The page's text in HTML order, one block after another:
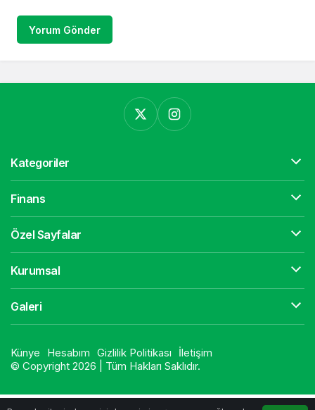
Yorum Gönder
Kategoriler
Finans
Özel Sayfalar
Kurumsal
Galeri
Künye Hesabım Gizlilik Politikası
İletişim
© Copyright 2026 | Tüm Hakları Saklıdır.